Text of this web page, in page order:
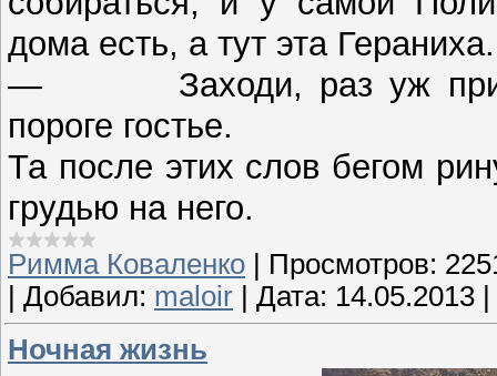
дома есть, а тут эта Гераниха.
— Заходи, раз уж
пороге гостье.
Та после этих слов бегом
грудью на него.
Римма Коваленко Просмотров:
Добавил: maloir Дата: 14.05.2013
Ночная жизнь